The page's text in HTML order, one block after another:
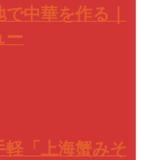
中華を作る｜
ー
「上海蟹みそ